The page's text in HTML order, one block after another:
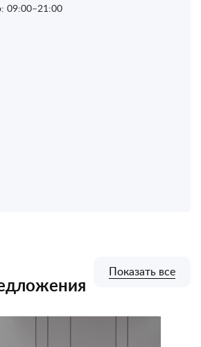
09:00–21:00
Показать все